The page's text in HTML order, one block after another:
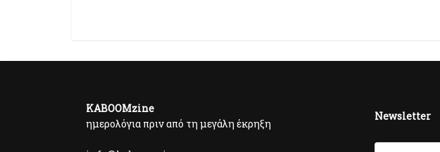
KABOOMzine
ημερολόγια πριν από τη μεγάλη έκρηξη
Newsletter